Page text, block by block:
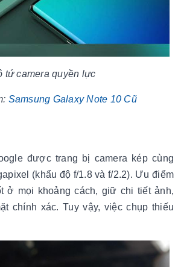
tứ camera quyền lực
Samsung Galaxy Note 10 Cũ
được trang bị camera kép cùng
(khẩu độ f/1.8 và f/2.2). Ưu điểm
ở mọi khoảng cách, giữ chi tiết ảnh,
chính xác. Tuy vậy, việc chụp thiếu